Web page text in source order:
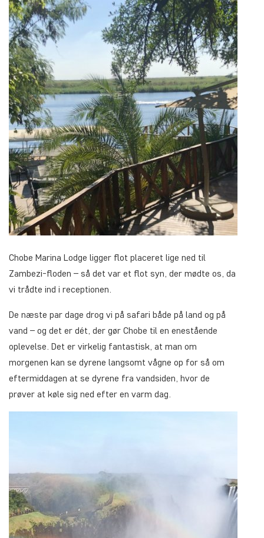
Chobe Marina Lodge ligger flot placeret lige ned til
Zambezi-floden – så det var et flot syn, der mødte os, da
vi trådte ind i receptionen.
De næste par dage drog vi på safari både på land og på
vand – og det er dét, der gør Chobe til en enestående
oplevelse. Det er virkelig fantastisk, at man om
morgenen kan se dyrene langsomt vågne op for så om
eftermiddagen at se dyrene fra vandsiden, hvor de
prøver at køle sig ned efter en varm dag.